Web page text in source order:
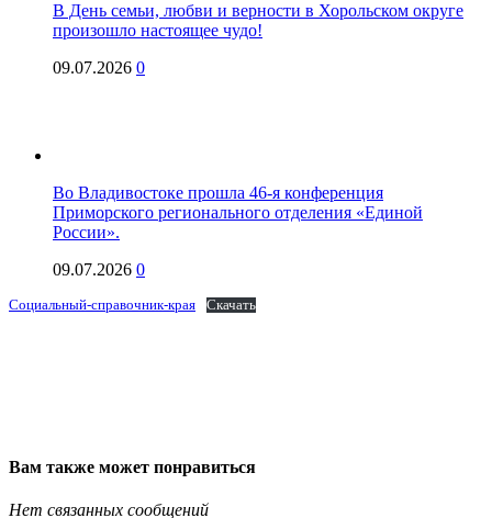
В День семьи, любви и верности в Хорольском округе
произошло настоящее чудо!
09.07.2026 0
Во Владивостоке прошла 46-я конференция
Приморского регионального отделения «Единой
России».
09.07.2026 0
Социальный-справочник-края Скачать
Вам также может понравиться
Нет связанных сообщений